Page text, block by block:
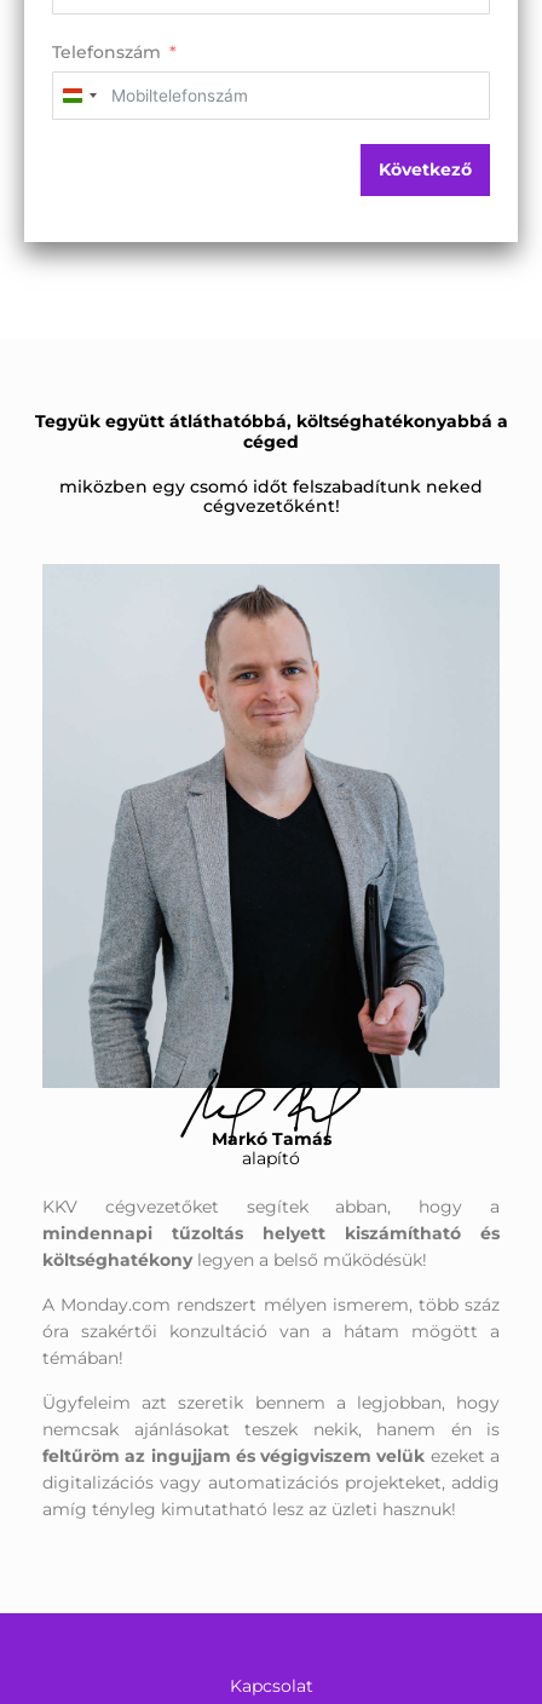
Telefonszám
H
y
Következő
Tegyük együtt átláthatóbbá, költséghatékonyabbá a
céged
miközben egy csomó időt felszabadítunk neked
cégvezetőként!
Markó Tamás
alapító
KKV cégvezetőket segítek abban, hogy a
mindennapi tűzoltás helyett kiszámítható és
költséghatékonylegyen a belső működésük!
A Monday.com rendszert mélyen ismerem, több száz
óra szakértői konzultáció van a hátam mögött a
témában!
Ügyfeleim azt szeretik bennem a legjobban, hogy
nemcsak ajánlásokat teszek nekik, hanem én is
feltűröm az ingujjam és végigviszem velük ezeket a
digitalizációs vagy automatizációs projekteket, addig
amíg tényleg kimutatható lesz az üzleti hasznuk!
Kapcsolat